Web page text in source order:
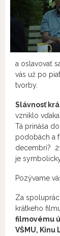
a oslavovať
vás už po
tvorby.
Slávnosť
vzniklo
Tá prináša
podobách a
decembri?
je
Pozývame
Za
krátkeho
filmovému
VŠMU, Kinu